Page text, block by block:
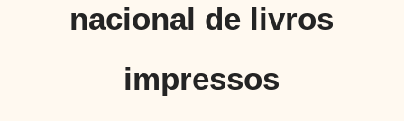
nacional de livros
impressos